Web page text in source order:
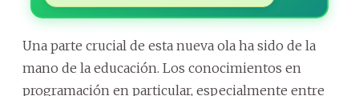
Una parte crucial de esta nueva ola ha sido de la
mano de la educación. Los conocimientos en
programación en particular, especialmente entre